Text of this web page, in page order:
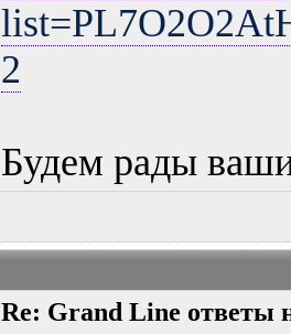
2
Будем рады
Re: Grand Line ответы